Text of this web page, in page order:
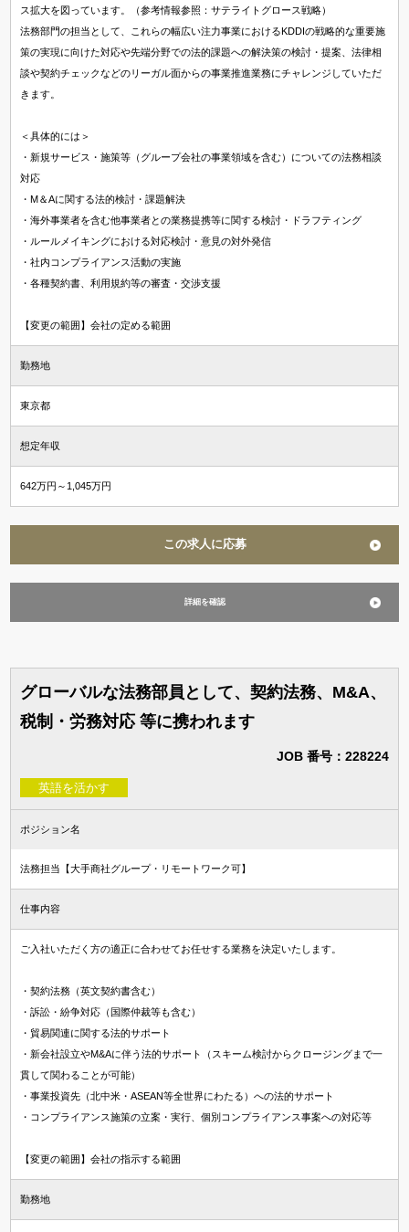
ス拡大を図っています。（参考情報参照：サテライトグロース戦略）
法務部門の担当として、これらの幅広い注力事業におけるKDDIの戦略的な重要施
策の実現に向けた対応や先端分野での法的課題への解決策の検討・提案、法律相
談や契約チェックなどのリーガル面からの事業推進業務にチャレンジしていただ
きます。
＜具体的には＞
・新規サービス・施策等（グループ会社の事業領域を含む）についての法務相談
対応
・M＆Aに関する法的検討・課題解決
・海外事業者を含む他事業者との業務提携等に関する検討・ドラフティング
・ルールメイキングにおける対応検討・意見の対外発信
・社内コンプライアンス活動の実施
・各種契約書、利用規約等の審査・交渉支援
【変更の範囲】会社の定める範囲
勤務地
東京都
想定年収
642万円～1,045万円
この求人に応募
詳細を確認
グローバルな法務部員として、契約法務、M&A、
税制・労務対応 等に携われます
JOB 番号：228224
英語を活かす
ポジション名
法務担当【大手商社グループ・リモートワーク可】
仕事内容
ご入社いただく方の適正に合わせてお任せする業務を決定いたします。
・契約法務（英文契約書含む）
・訴訟・紛争対応（国際仲裁等も含む）
・貿易関連に関する法的サポート
・新会社設立やM&Aに伴う法的サポート（スキーム検討からクロージングまで一
貫して関わることが可能）
・事業投資先（北中米・ASEAN等全世界にわたる）への法的サポート
・コンプライアンス施策の立案・実行、個別コンプライアンス事案への対応等
【変更の範囲】会社の指示する範囲
勤務地